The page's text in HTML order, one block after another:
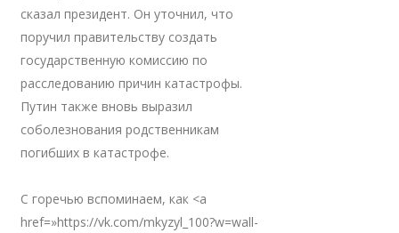
сказал президент. Он уточнил, что
поручил правительству создать
государственную комиссию по
расследованию причин катастрофы.
Путин также вновь выразил
соболезнования родственникам
погибших в катастрофе.
С горечью вспоминаем, как <a
href=»https://vk.com/mkyzyl_100?w=wall-